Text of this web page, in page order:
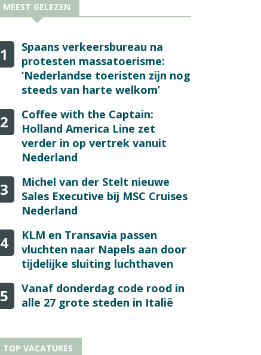
MEEST GELEZEN
1
Spaans verkeersbureau na
protesten massatoerisme:
‘Nederlandse toeristen zijn nog
steeds van harte welkom’
2
Coffee with the Captain:
Holland America Line zet
verder in op vertrek vanuit
Nederland
3
Michel van der Stelt nieuwe
Sales Executive bij MSC Cruises
Nederland
4
KLM en Transavia passen
vluchten naar Napels aan door
tijdelijke sluiting luchthaven
5
Vanaf donderdag code rood in
alle 27 grote steden in Italië
TOP VACATURES